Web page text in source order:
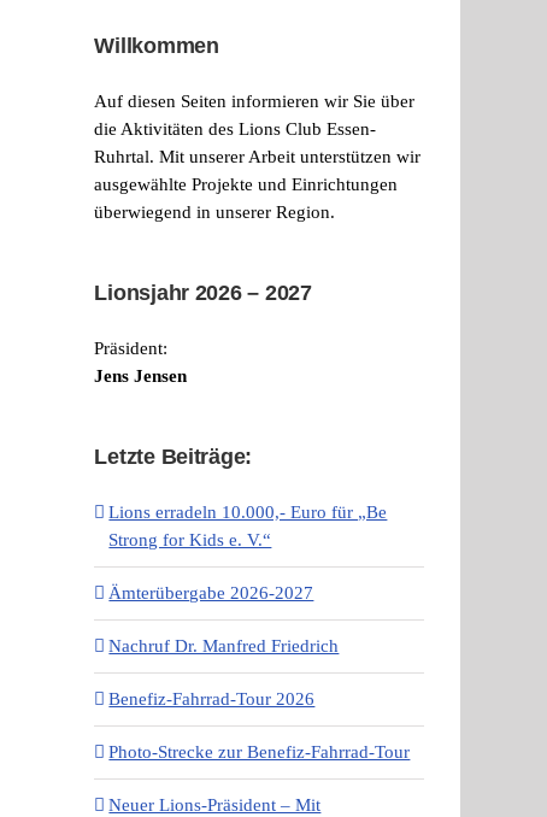
Willkommen
Auf diesen Seiten informieren wir Sie über
die Aktivitäten des Lions Club Essen-
Ruhrtal. Mit unserer Arbeit unterstützen wir
ausgewählte Projekte und Einrichtungen
überwiegend in unserer Region.
Lionsjahr 2026 – 2027
Präsident:
Jens Jensen
Letzte Beiträge:
Lions erradeln 10.000,- Euro für „Be
Strong for Kids e. V.“
Ämterübergabe 2026-2027
Nachruf Dr. Manfred Friedrich
Benefiz-Fahrrad-Tour 2026
Photo-Strecke zur Benefiz-Fahrrad-Tour
Neuer Lions-Präsident – Mit